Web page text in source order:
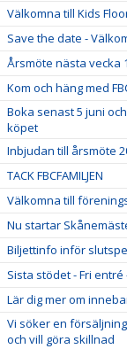
Välkomna till Kids
Save the date -
Årsmöte nästa vecka
Kom och häng med
Boka senast 5 juni
köpet
Inbjudan till årsmöte
TACK FBCFAMILJEN
Välkomna till
Nu startar
Biljettinfo inför
Sista stödet - Fri entré
Lär dig mer om
Vi söker en
och vill göra skillnad